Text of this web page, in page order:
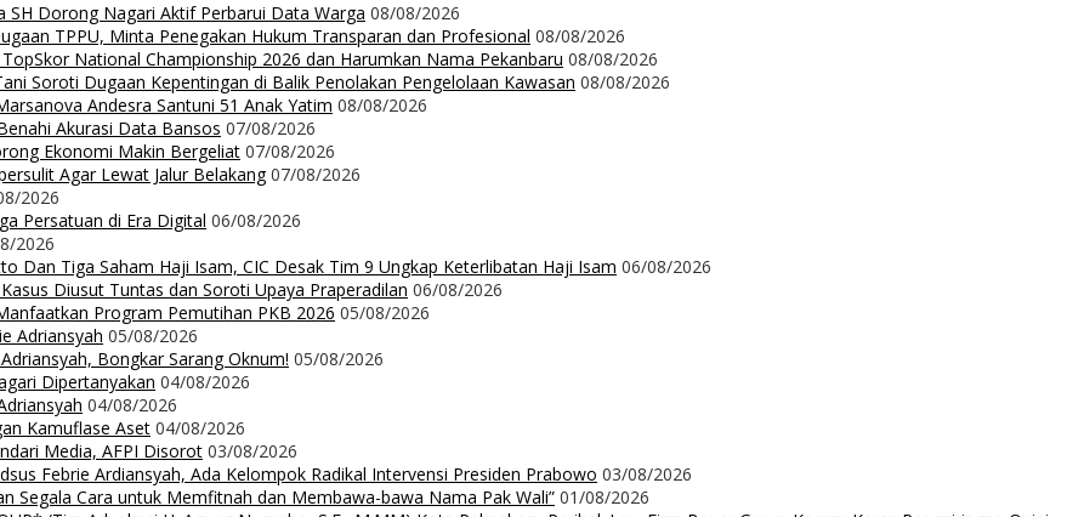
Dorong Nagari Aktif Perbarui Data Warga 08/08/2026
TPPU, Minta Penegakan Hukum Transparan dan Profesional 08/08/2026
National Championship 2026 dan Harumkan Nama Pekanbaru 08/08/2026
Soroti Dugaan Kepentingan di Balik Penolakan Pengelolaan Kawasan 08/08/2026
Andesra Santuni 51 Anak Yatim 08/08/2026
Akurasi Data Bansos 07/08/2026
Ekonomi Makin Bergeliat 07/08/2026
Agar Lewat Jalur Belakang 07/08/2026
2026
Persatuan di Era Digital 06/08/2026
2026
Dan Tiga Saham Haji Isam, CIC Desak Tim 9 Ungkap Keterlibatan Haji Isam 06/08/2026
Diusut Tuntas dan Soroti Upaya Praperadilan 06/08/2026
Program Pemutihan PKB 2026 05/08/2026
Adriansyah 05/08/2026
Bongkar Sarang Oknum! 05/08/2026
Dipertanyakan 04/08/2026
04/08/2026
Kamuflase Aset 04/08/2026
Media, AFPI Disorot 03/08/2026
Febrie Ardiansyah, Ada Kelompok Radikal Intervensi Presiden Prabowo 03/08/2026
Segala Cara untuk Memfitnah dan Membawa-bawa Nama Pak Wali” 01/08/2026